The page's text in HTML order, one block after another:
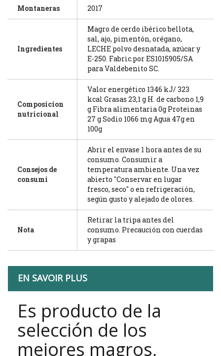
Montaneras 2017
Ingredientes
Magro de cerdo ibérico bellota,
sal, ajo, pimentón, orégano,
LECHE polvo desnatada, azúcar y
E-250. Fabric.por ES1015905/SA
para Valdebenito SC.
Composicion
nutricional
Valor energético 1346 kJ/ 323
kcal Grasas 23,1 g H. de carbono 1,9
g Fibra alimentaria 0g Proteinas
27 g Sodio 1066 mg Agua 47g en
100g
Consejos de
consumi
Abrir el envase 1 hora antes de su
consumo. Consumir a
temperatura ambiente. Una vez
abierto "Conservar en lugar
fresco, seco" o en refrigeración,
según gusto y alejado de olores.
Nota
Retirar la tripa antes del
consumo. Precaución con cuerdas
y grapas
EN SAVOIR PLUS
Es producto de la
selección de los
mejores magros,